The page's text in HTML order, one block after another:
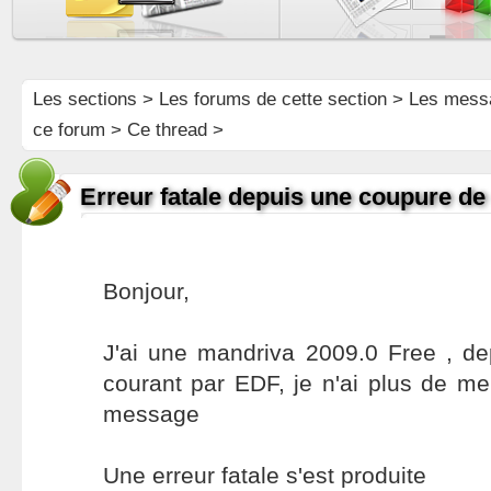
Les sections > Les forums de cette section> Les
ce forum > Ce thread >
Erreur fatale depuis une coupure
Bonjour,
J'ai une mandriva 2009.0 Free ,
courant par EDF, je n'ai plus de
message
Une erreur fatale s'est produite